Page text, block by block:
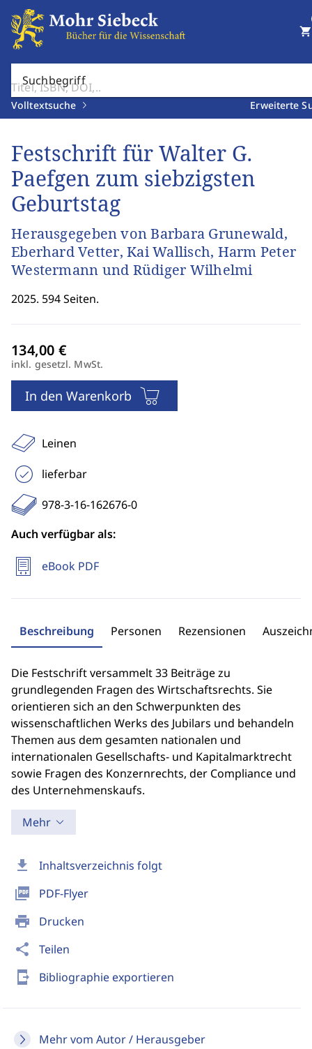
Suchbegriff
Volltextsuche Erweiterte
shopping_cart
download Inhaltsverzeichnis folgt
picture_as_pdf PDF-Flyer
print Drucken
share Teilen
send_to_mobile Bibliographie exportieren
Mehr vom Autor / Herausgeber
Festschrift für Walter G.
Paefgen zum siebzigsten
Geburtstag
Herausgegeben von Barbara Grunewald,
Eberhard Vetter, Kai Wallisch, Harm Peter
Westermann und Rüdiger Wilhelmi
2025. 594 Seiten.
inkl. gesetzl. MwSt.
In den Warenkorb
Leinen
lieferbar
978-3-16-162676-0
Auch verfügbar als:
eBook PDF
Beschreibung Personen Rezensionen
Die Festschrift versammelt 33 Beiträge zu
grundlegenden Fragen des Wirtschaftsrechts. Sie
orientieren sich an den Schwerpunkten des
wissenschaftlichen Werks des Jubilars und behandeln
Themen aus dem gesamten nationalen und
internationalen Gesellschafts- und Kapitalmarktrecht
sowie Fragen des Konzernrechts, der Compliance und
des Unternehmenskaufs.
Mehr